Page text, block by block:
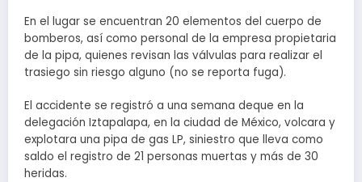
En el lugar se encuentran 20 elementos del cuerpo de
bomberos, así como personal de la empresa propietaria
de la pipa, quienes revisan las válvulas para realizar el
trasiego sin riesgo alguno (no se reporta fuga).
El accidente se registró a una semana deque en la
delegación Iztapalapa, en la ciudad de México, volcara y
explotara una pipa de gas LP, siniestro que lleva como
saldo el registro de 21 personas muertas y más de 30
heridas.